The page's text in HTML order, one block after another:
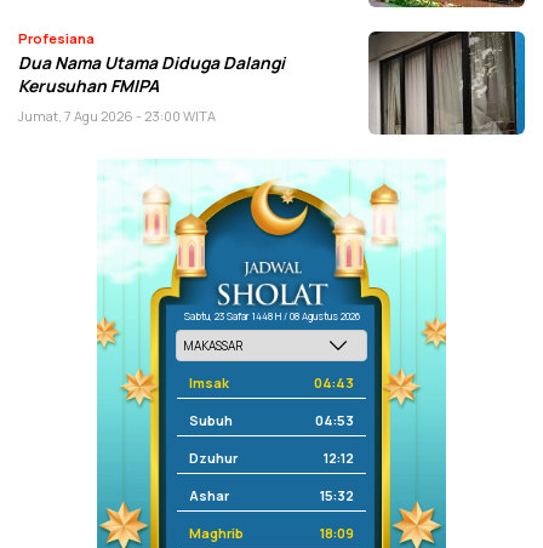
Profesiana
Dua Nama Utama Diduga Dalangi
Kerusuhan FMIPA
Jumat, 7 Agu 2026 - 23:00 WITA
Sabtu, 23 Safar 1448 H / 08 Agustus 2026
Imsak 04:43
Subuh 04:53
Dzuhur 12:12
Ashar 15:32
Maghrib 18:09